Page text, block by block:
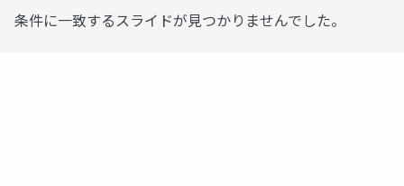
条件に一致するスライドが見つかりませんでした。